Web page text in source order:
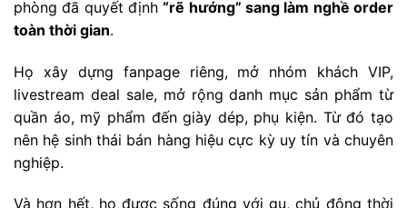
phòng đã quyết định“rẽ hướng” sang làm nghề order
toàn thời gian.
Họ xây dựng fanpage riêng, mở nhóm khách VIP,
livestream deal sale, mở rộng danh mục sản phẩm từ
quần áo, mỹ phẩm đến giày dép, phụ kiện. Từ đó tạo
nên hệ sinh thái bán hàng hiệu cực kỳ uy tín và chuyên
nghiệp.
Và hơn hết, họ được sống đúng với gu, chủ động thời